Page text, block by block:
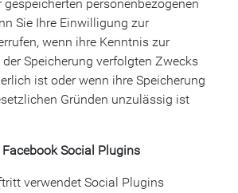
gespeicherten personenbezogenen
Sie Ihre Einwilligung zur
wenn ihre Kenntnis zur
Speicherung verfolgten Zwecks
ist oder wenn ihre Speicherung
Gründen unzulässig ist
Social Plugins
verwendet Social Plugins